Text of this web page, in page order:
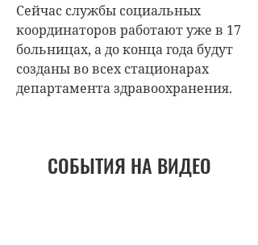
Сейчас службы социальных
координаторов работают уже в 17
больницах, а до конца года будут
созданы во всех стационарах
департамента здравоохранения.
СОБЫТИЯ НА ВИДЕО